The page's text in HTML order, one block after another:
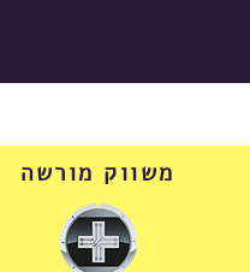
משווק מורשה